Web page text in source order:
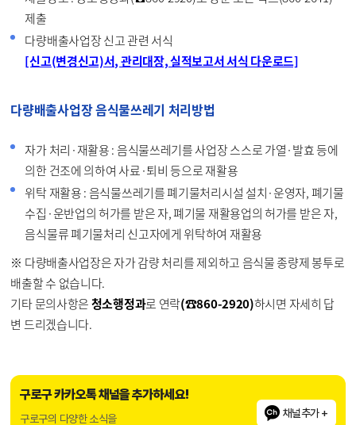
제출
다량배출사업장 신고 관련 서식
[신고(변경신고)서, 관리대장, 실적보고서 서식 다운로드]
다량배출사업장 음식물쓰레기 처리방법
자가 처리·재활용 : 음식물쓰레기를 사업장 스스로 가열·발효 등에
의한 건조에 의하여 사료·퇴비 등으로 재활용
위탁 재활용 : 음식물쓰레기를 폐기물처리시설 설치·운영자, 폐기물
수집·운반업의 허가를 받은 자, 폐기물 재활용업의 허가를 받은 자,
음식물류 폐기물처리 신고자에게 위탁하여 재활용
※ 다량배출사업장은 자가 감량 처리를 제외하고 음식물 종량제 봉투로
배출할 수 없습니다.
기타 문의사항은청소행정과로 연락(☎860-2920)하시면 자세히 답
변 드리겠습니다.
구로구 카카오톡 채널을 추가하세요!
구로구의 다양한 소식을
채널추가 +